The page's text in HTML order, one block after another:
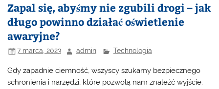
Zapal się, abyśmy nie zgubili drogi – jak
długo powinno działać oświetlenie
awaryjne?
7 marca, 2023 admin Technologia
Gdy zapadnie ciemność, wszyscy szukamy bezpiecznego
schronienia i narzędzi, które pozwolą nam znaleźć wyjście.